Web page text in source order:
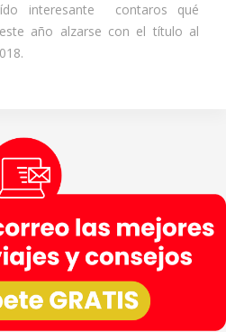
interesante contaros qué
año alzarse con el título al